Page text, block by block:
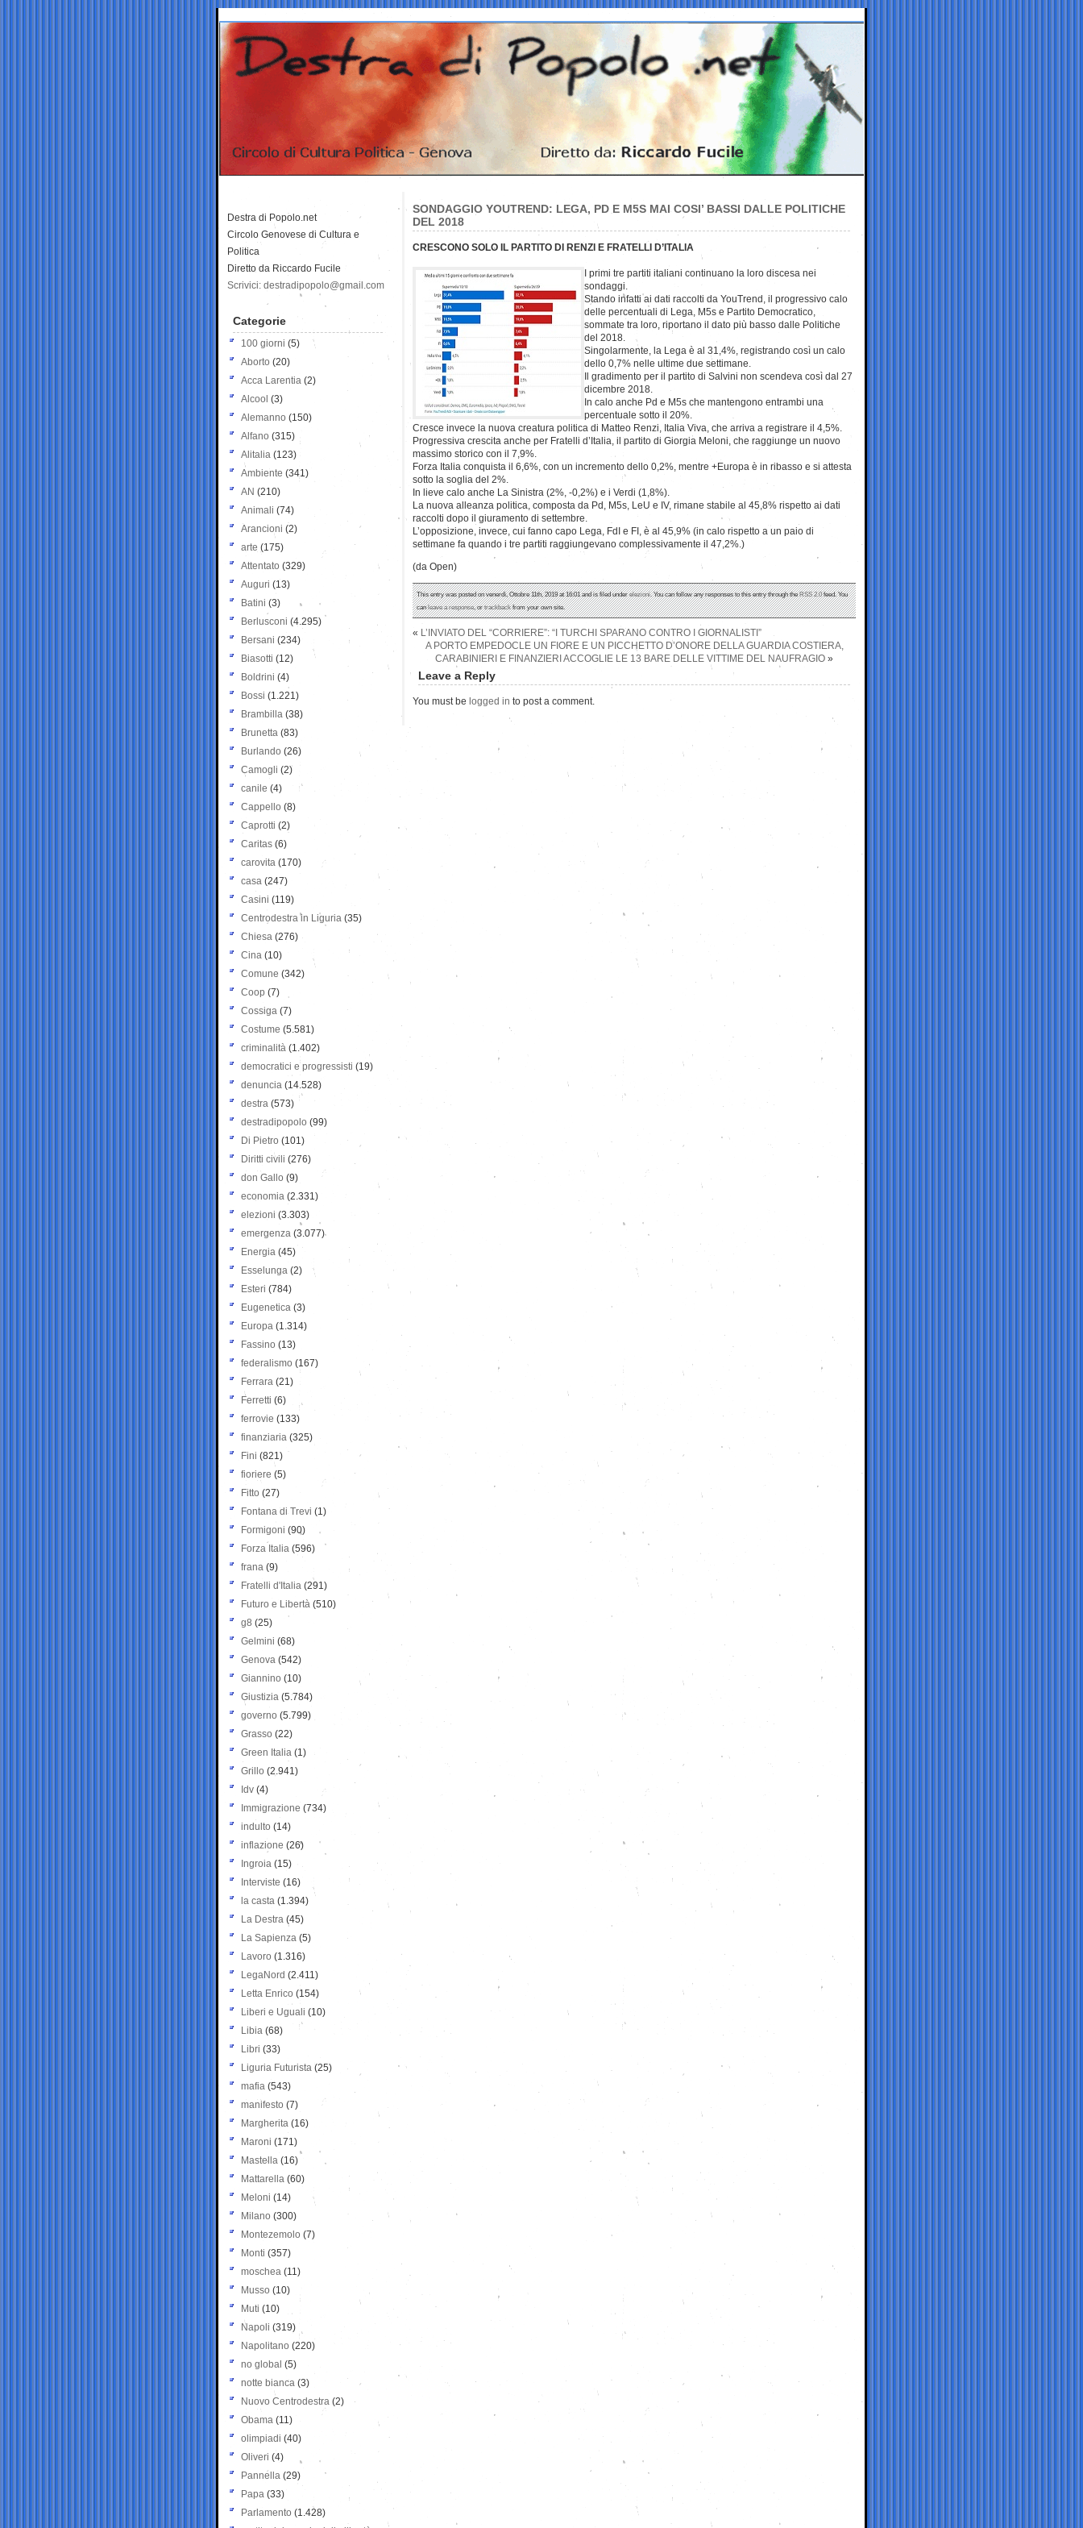
SONDAGGIO YOUTREND: LEGA, PD E M5S MAI COSI’ BASSI DALLE POLITICHE
DEL 2018
CRESCONO SOLO IL PARTITO DI RENZI E FRATELLI D’ITALIA
I primi tre partiti italiani continuano la loro discesa nei
sondaggi.
Stando infatti ai dati raccolti da YouTrend, il progressivo calo
delle percentuali di Lega, M5s e Partito Democratico,
sommate tra loro, riportano il dato più basso dalle Politiche
del 2018.
Singolarmente, la Lega è al 31,4%, registrando così un calo
dello 0,7% nelle ultime due settimane.
Il gradimento per il partito di Salvini non scendeva così dal 27
dicembre 2018.
In calo anche Pd e M5s che mantengono entrambi una
percentuale sotto il 20%.
Cresce invece la nuova creatura politica di Matteo Renzi, Italia Viva, che arriva a registrare il 4,5%.
Progressiva crescita anche per Fratelli d’Italia, il partito di Giorgia Meloni, che raggiunge un nuovo
massimo storico con il 7,9%.
Forza Italia conquista il 6,6%, con un incremento dello 0,2%, mentre +Europa è in ribasso e si attesta
sotto la soglia del 2%.
In lieve calo anche La Sinistra (2%, -0,2%) e i Verdi (1,8%).
La nuova alleanza politica, composta da Pd, M5s, LeU e IV, rimane stabile al 45,8% rispetto ai dati
raccolti dopo il giuramento di settembre.
L’opposizione, invece, cui fanno capo Lega, FdI e FI, è al 45,9% (in calo rispetto a un paio di
settimane fa quando i tre partiti raggiungevano complessivamente il 47,2%.)
(da Open)
This entry was posted on venerdì, Ottobre 11th, 2019 at 16:01 and is filed underelezioni. You can follow any responses to this entry through theRSS 2.0feed. You
canleave a response, ortrackbackfrom your own site.
« L’INVIATO DEL “CORRIERE”: “I TURCHI SPARANO CONTRO I GIORNALISTI”
A PORTO EMPEDOCLE UN FIORE E UN PICCHETTO D’ONORE DELLA GUARDIA COSTIERA,
CARABINIERI E FINANZIERI ACCOGLIE LE 13 BARE DELLE VITTIME DEL NAUFRAGIO »
Leave a Reply
You must be logged in to post a comment.
Destra di Popolo.net
Circolo Genovese di Cultura e
Politica
Diretto da Riccardo Fucile
Scrivici: destradipopolo@gmail.com
Categorie
100 giorni (5)
Aborto (20)
Acca Larentia (2)
Alcool (3)
Alemanno (150)
Alfano (315)
Alitalia (123)
Ambiente (341)
AN (210)
Animali (74)
Arancioni (2)
arte (175)
Attentato (329)
Auguri (13)
Batini (3)
Berlusconi (4.295)
Bersani (234)
Biasotti (12)
Boldrini (4)
Bossi (1.221)
Brambilla (38)
Brunetta (83)
Burlando (26)
Camogli (2)
canile (4)
Cappello (8)
Caprotti (2)
Caritas (6)
carovita (170)
casa (247)
Casini (119)
Centrodestra in Liguria (35)
Chiesa (276)
Cina (10)
Comune (342)
Coop (7)
Cossiga (7)
Costume (5.581)
criminalità (1.402)
democratici e progressisti (19)
denuncia (14.528)
destra (573)
destradipopolo (99)
Di Pietro (101)
Diritti civili (276)
don Gallo (9)
economia (2.331)
elezioni (3.303)
emergenza (3.077)
Energia (45)
Esselunga (2)
Esteri (784)
Eugenetica (3)
Europa (1.314)
Fassino (13)
federalismo (167)
Ferrara (21)
Ferretti (6)
ferrovie (133)
finanziaria (325)
Fini (821)
fioriere (5)
Fitto (27)
Fontana di Trevi (1)
Formigoni (90)
Forza Italia (596)
frana (9)
Fratelli d'Italia (291)
Futuro e Libertà (510)
g8 (25)
Gelmini (68)
Genova (542)
Giannino (10)
Giustizia (5.784)
governo (5.799)
Grasso (22)
Green Italia (1)
Grillo (2.941)
Idv (4)
Immigrazione (734)
indulto (14)
inflazione (26)
Ingroia (15)
Interviste (16)
la casta (1.394)
La Destra (45)
La Sapienza (5)
Lavoro (1.316)
LegaNord (2.411)
Letta Enrico (154)
Liberi e Uguali (10)
Libia (68)
Libri (33)
Liguria Futurista (25)
mafia (543)
manifesto (7)
Margherita (16)
Maroni (171)
Mastella (16)
Mattarella (60)
Meloni (14)
Milano (300)
Montezemolo (7)
Monti (357)
moschea (11)
Musso (10)
Muti (10)
Napoli (319)
Napolitano (220)
no global (5)
notte bianca (3)
Nuovo Centrodestra (2)
Obama (11)
olimpiadi (40)
Oliveri (4)
Pannella (29)
Papa (33)
Parlamento (1.428)